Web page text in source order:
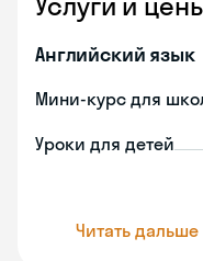
Английский язык
Мини-курс для
Уроки для детей
Читать дальше